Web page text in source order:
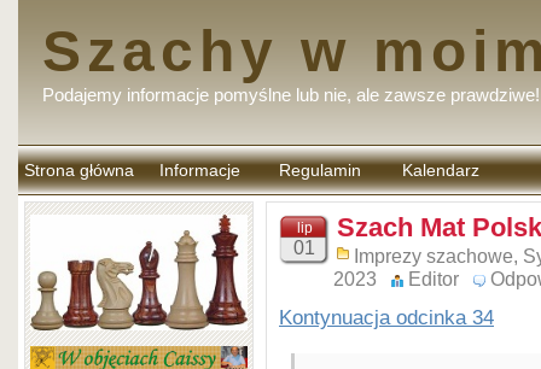
Szachy w
Podajemy informacje pomyślne lub nie, ale zawsze prawdziwe!
Strona główna Informacje Regulamin
komentarzy
Kalendarz
lip
01
Szach Mat
Imprezy szachowe,
2023
Editor
Kontynuacja odcinka 34